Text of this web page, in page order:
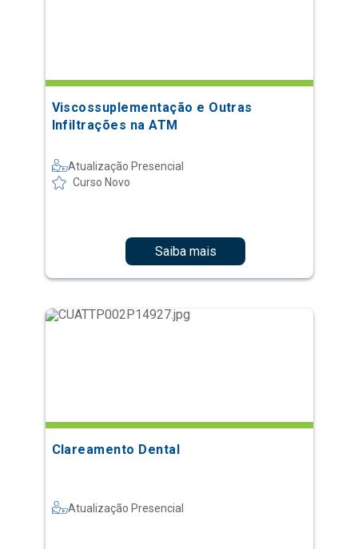
Viscossuplementação e Outras
Infiltrações na ATM
Atualização Presencial
Curso Novo
Saiba mais
Clareamento Dental
Atualização Presencial